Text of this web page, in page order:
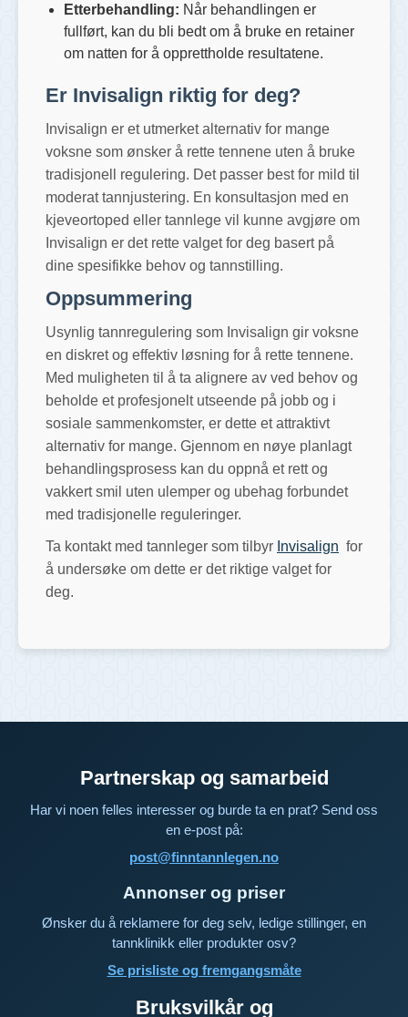
Etterbehandling: Når behandlingen er
fullført, kan du bli bedt om å bruke en retainer
om natten for å opprettholde resultatene.
Er Invisalign riktig for deg?
Invisalign er et utmerket alternativ for mange
voksne som ønsker å rette tennene uten å bruke
tradisjonell regulering. Det passer best for mild til
moderat tannjustering. En konsultasjon med en
kjeveortoped eller tannlege vil kunne avgjøre om
Invisalign er det rette valget for deg basert på
dine spesifikke behov og tannstilling.
Oppsummering
Usynlig tannregulering som Invisalign gir voksne
en diskret og effektiv løsning for å rette tennene.
Med muligheten til å ta alignere av ved behov og
beholde et profesjonelt utseende på jobb og i
sosiale sammenkomster, er dette et attraktivt
alternativ for mange. Gjennom en nøye planlagt
behandlingsprosess kan du oppnå et rett og
vakkert smil uten ulemper og ubehag forbundet
med tradisjonelle reguleringer.
Ta kontakt med tannleger som tilbyr Invisalign for
å undersøke om dette er det riktige valget for
deg.
Partnerskap og samarbeid
Har vi noen felles interesser og burde ta en prat? Send oss
en e-post på:
post@finntannlegen.no
Annonser og priser
Ønsker du å reklamere for deg selv, ledige stillinger, en
tannklinikk eller produkter osv?
Se prisliste og fremgangsmåte
Bruksvilkår og